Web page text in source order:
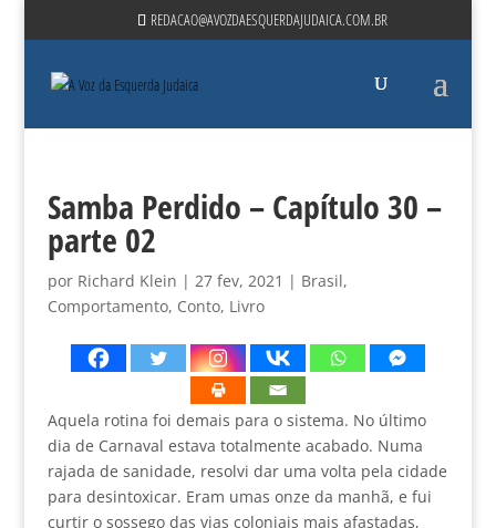
REDACAO@AVOZDAESQUERDAJUDAICA.COM.BR
Samba Perdido – Capítulo 30 –
parte 02
por Richard Klein | 27 fev, 2021 | Brasil,
Comportamento, Conto, Livro
Aquela rotina foi demais para o sistema. No último
dia de Carnaval estava totalmente acabado. Numa
rajada de sanidade, resolvi dar uma volta pela cidade
para desintoxicar. Eram umas onze da manhã, e fui
curtir o sossego das vias coloniais mais afastadas,